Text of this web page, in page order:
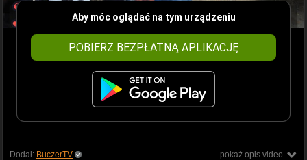
Aby móc oglądać na tym urządzeniu
POBIERZ BEZPŁATNĄ APLIKACJĘ
pokaż opis video
Dodał: BuczerTV